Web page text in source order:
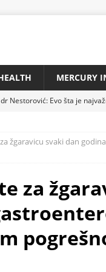
MERCURY
Nestorović: Evo šta je
KAŽU DA JE
ZLATA VRIJEDNA: Reguliše
riba na svijetu: Može
žgaravicu svaki dan
za